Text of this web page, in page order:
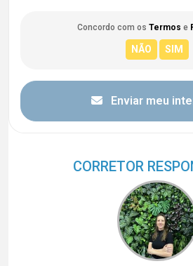
Concordo com os Termos e
Enviar meu
CORRETOR